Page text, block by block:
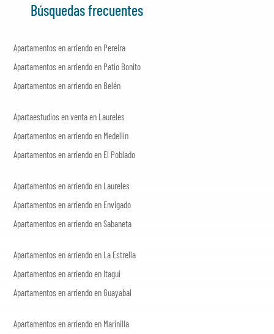
Búsquedas frecuentes
Apartamentos en arriendo en Pereira
Apartamentos en arriendo en Patio Bonito
Apartamentos en arriendo en Belén
Apartaestudios en venta en Laureles
Apartamentos en arriendo en Medellín
Apartamentos en arriendo en El Poblado
Apartamentos en arriendo en Laureles
Apartamentos en arriendo en Envigado
Apartamentos en arriendo en Sabaneta
Apartamentos en arriendo en La Estrella
Apartamentos en arriendo en Itagui
Apartamentos en arriendo en Guayabal
Apartamentos en arriendo en Marinilla